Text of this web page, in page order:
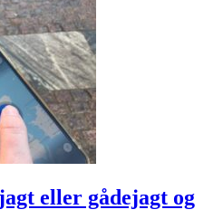
eller gådejagt og